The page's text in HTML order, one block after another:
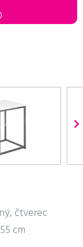
čtverec
cm